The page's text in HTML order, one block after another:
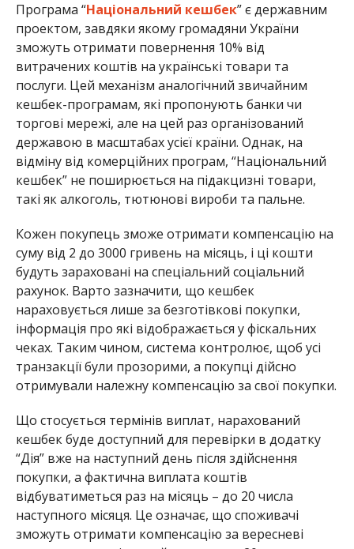
Програма “Національний кешбек” є державним
проектом, завдяки якому громадяни України
зможуть отримати повернення 10% від
витрачених коштів на українські товари та
послуги. Цей механізм аналогічний звичайним
кешбек-програмам, які пропонують банки чи
торгові мережі, але на цей раз організований
державою в масштабах усієї країни. Однак, на
відміну від комерційних програм, “Національний
кешбек” не поширюється на підакцизні товари,
такі як алкоголь, тютюнові вироби та пальне.
Кожен покупець зможе отримати компенсацію на
суму від 2 до 3000 гривень на місяць, і ці кошти
будуть зараховані на спеціальний соціальний
рахунок. Варто зазначити, що кешбек
нараховується лише за безготівкові покупки,
інформація про які відображається у фіскальних
чеках. Таким чином, система контролює, щоб усі
транзакції були прозорими, а покупці дійсно
отримували належну компенсацію за свої покупки.
Що стосується термінів виплат, нарахований
кешбек буде доступний для перевірки в додатку
“Дія” вже на наступний день після здійснення
покупки, а фактична виплата коштів
відбуватиметься раз на місяць – до 20 числа
наступного місяця. Це означає, що споживачі
зможуть отримати компенсацію за вересневі